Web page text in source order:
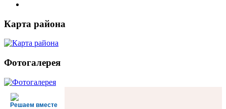
Карта района
Фотогалерея
Решаем вместе